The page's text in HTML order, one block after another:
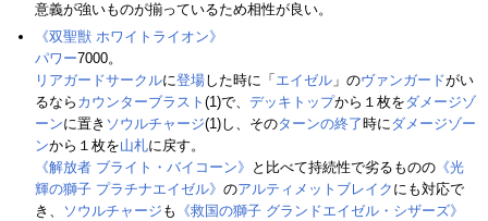
意義が強いものが揃っているため相性が良い。
《双聖獣 ホワイトライオン》
パワー7000。
リアガードサークルに登場した時に「 エイゼル 」のヴァンガードがい
るなら カウンターブラスト (1)で、 デッキトップから１枚をダメージゾ
ーンに置き ソウルチャージ(1)し、そのターンの終了時にダメージゾー
ンから１枚を山札に戻す。
《解放者 ブライト・バイコーン》 と比べて持続性で劣るものの 《光
輝の獅子 プラチナエイゼル》 のアルティメットブレイク にも対応で
き、
ソウルチャージ も 《救国の獅子 グランドエイゼル・シザーズ》